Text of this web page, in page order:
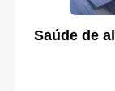
Saúde de